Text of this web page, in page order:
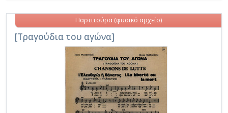
[Τραγούδια του αγώνα]
Παρτιτούρα (φυσικό αρχείο)